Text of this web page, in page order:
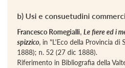
b) Usi e consuetudini
Francesco Romegialli, Le fiere ed i
spizzico, in "L'Eco della Provincia di
1888); n. 52 (27 dic 1888).
Riferimento in Bibliografia della